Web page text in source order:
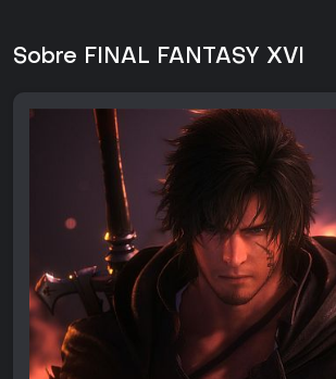
Sobre FINAL FANTASY XVI